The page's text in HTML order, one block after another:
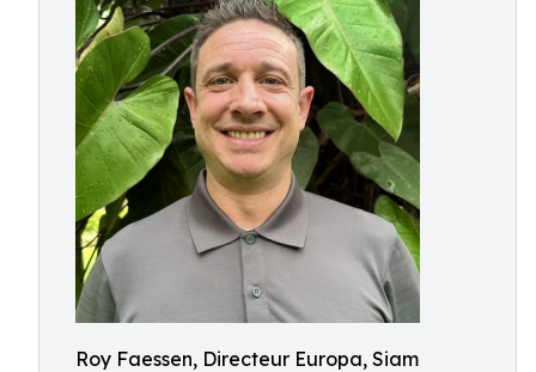
Roy Faessen, Directeur Europa, Siam